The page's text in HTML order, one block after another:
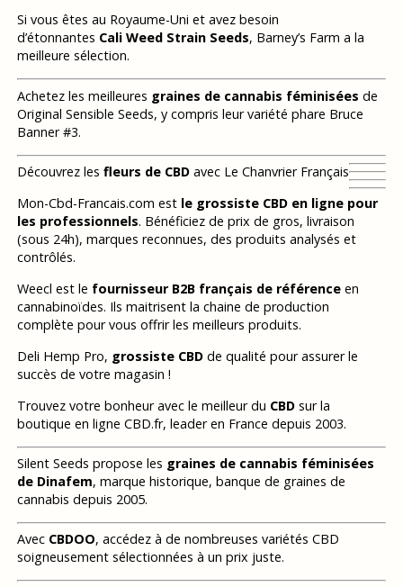
Si vous êtes au Royaume-Uni et avez besoin
d’étonnantes Cali Weed Strain Seeds, Barney’s Farm a la
meilleure sélection.
Achetez les meilleures graines de cannabis féminisées de
Original Sensible Seeds, y compris leur variété phare Bruce
Banner #3.
Découvrez les fleurs de CBDavec Le Chanvrier Français
Mon-Cbd-Francais.com est le grossiste CBD en ligne pour
les professionnels. Bénéficiez de prix de gros, livraison
(sous 24h), marques reconnues, des produits analysés et
contrôlés.
Weecl est le fournisseur B2B français de référenceen
cannabinoïdes. Ils maitrisent la chaine de production
complète pour vous offrir les meilleurs produits.
Deli Hemp Pro, grossiste CBDde qualité pour assurer le
succès de votre magasin !
Trouvez votre bonheur avec le meilleur du CBDsur la
boutique en ligne CBD.fr, leader en France depuis 2003.
Silent Seeds propose les graines de cannabis féminisées
de Dinafem, marque historique, banque de graines de
cannabis depuis 2005.
Avec CBDOO, accédez à de nombreuses variétés CBD
soigneusement sélectionnées à un prix juste.